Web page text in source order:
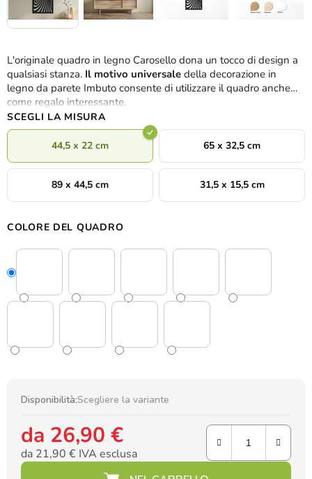
L'originale quadro in legno Carosello dona un tocco di design a
qualsiasi stanza. Il motivo universale della decorazione in
legno da parete Imbuto consente di utilizzare il quadro anche
come regalo interessante.
SCEGLI LA MISURA
44,5 x 22 cm 65 x 32,5 cm
89 x 44,5 cm 31,5 x 15,5 cm
COLORE DEL QUADRO
Disponibilità:Scegliere la variante
da 26,90 €
da 21,90 € IVA esclusa
Prezzo della misura: